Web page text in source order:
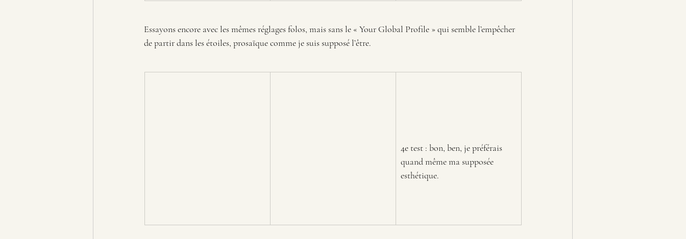
Essayons encore avec les mêmes réglages folos, mais sans le « Your Global Profile » qui semble l’empêcher
de partir dans les étoiles, prosaïque comme je suis supposé l’être.
4e test : bon, ben, je préférais
quand même ma supposée
esthétique.